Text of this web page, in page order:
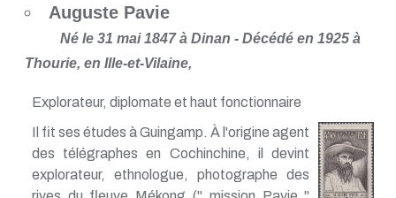
Auguste Pavie
Né le 31 mai 1847 à Dinan - Décédé en 1925 à
Thourie, en Ille-et-Vilaine,
Explorateur, diplomate et haut fonctionnaire
Il fit ses études à Guingamp. À l'origine agent
des télégraphes en Cochinchine, il devint
explorateur, ethnologue, photographe des